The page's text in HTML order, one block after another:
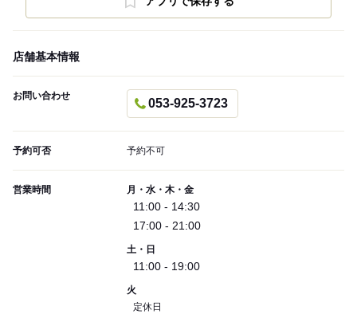
店舗基本情報
お問い合わせ
053-925-3723
予約可否 予約不可
営業時間 月・水・木・金
11:00 - 14:30
17:00 - 21:00
土・日
11:00 - 19:00
火
定休日